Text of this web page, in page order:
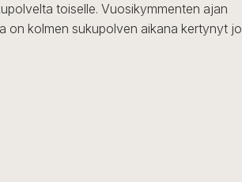
toiselle. Vuosikymmenten ajan
on kolmen sukupolven aikana kertynyt jo